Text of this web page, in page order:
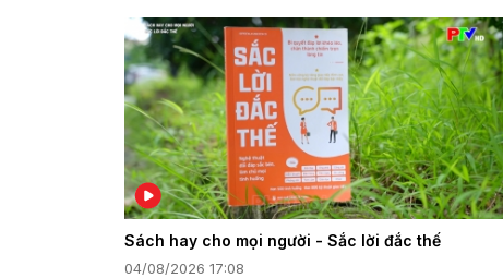
Sách hay cho mọi người - Sắc lời đắc thế
04/08/2026 17:08